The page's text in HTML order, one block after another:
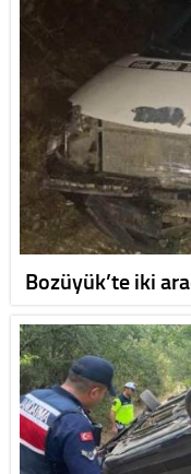
Bozüyük’te iki